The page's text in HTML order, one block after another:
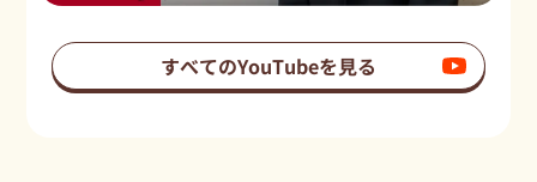
すべてのYouTubeを見る